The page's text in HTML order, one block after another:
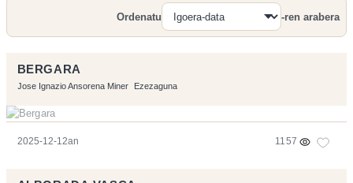
Bilatu
Ordenatu -ren arabera
BERGARA
Jose Ignazio Ansorena Miner Ezezaguna
2025-12-12an 1157